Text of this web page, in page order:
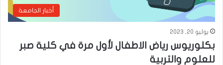
أخبار الجامعة
يوليو 20, 2023
بكلوريوس رياض الاطفال لأول مرة في كلية صبر
للعلوم والتربية